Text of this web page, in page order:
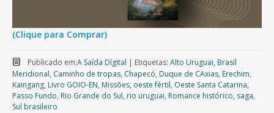
(Clique para Comprar)
Publicado em:A Saída Dígital | Etiquetas: Alto Uruguai, Brasil
Meridional, Caminho de tropas, Chapecó, Duque de CAxias, Erechim,
Kaingang, Livro GOIO-EN, Missões, oeste fértil, Oeste Santa Catarina,
Passo Fundo, Rio Grande do Sul, rio uruguai, Romance histórico, saga,
Sul brasileiro